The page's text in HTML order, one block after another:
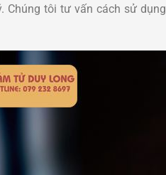
Chúng tôi tư vấn cách sử dụng